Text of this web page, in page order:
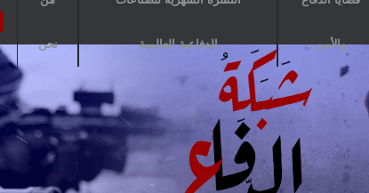
والأمن الدفاعية العالمية نحن